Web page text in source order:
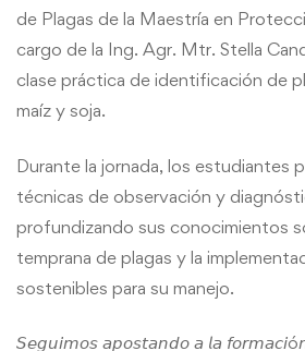
de Plagas de la Maestría en
cargo de la Ing. Agr. Mtr. Stella
clase práctica de identificación de
maíz y soja.
Durante la jornada, los estudiantes
técnicas de observación y
profundizando sus conocimientos
temprana de plagas y la
sostenibles para su manejo.
𝘚𝘦𝘨𝘶𝘪𝘮𝘰𝘴 𝘢𝘱𝘰𝘴𝘵𝘢𝘯𝘥𝘰 𝘢 𝘭𝘢